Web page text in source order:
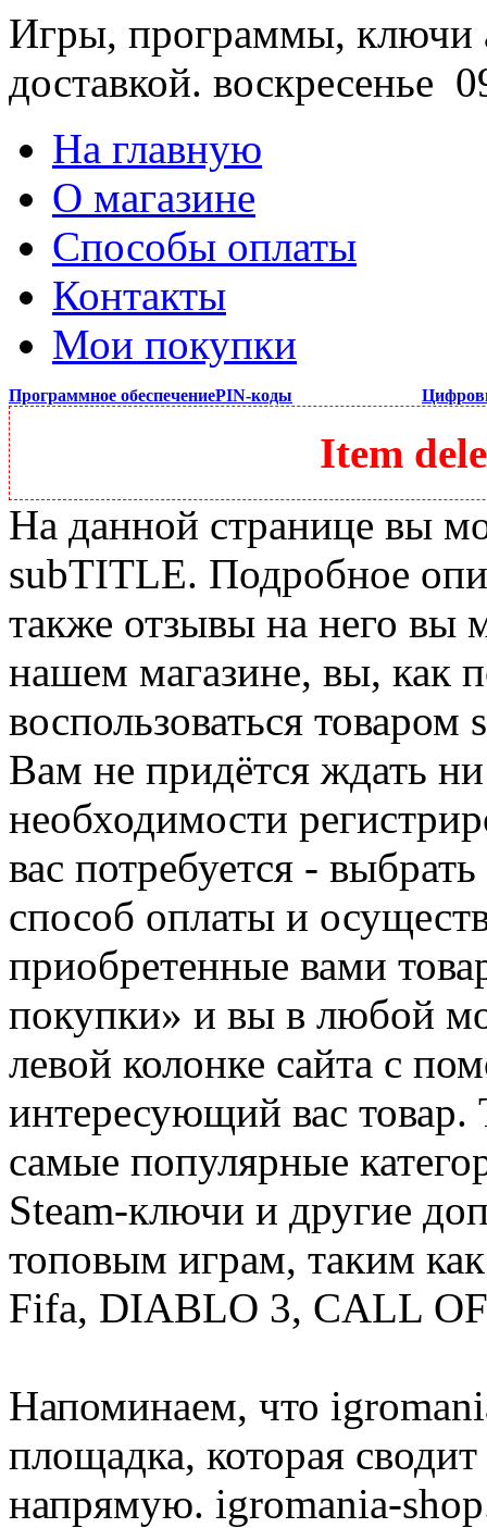
Игры, программы, ключи
доставкой. воскресенье
На главную
О магазине
Способы оплаты
Контакты
Мои покупки
Программное обеспечениеPIN-коды
Item
На данной странице вы
subTITLE. Подробное
также отзывы на него вы
нашем магазине, вы, как
воспользоваться
Вам не придётся ждать
необходимости
вас потребуется -
способ оплаты и
приобретенные вами
покупки» и вы в любой
левой колонке сайта с
интересующий вас
самые популярные
Steam-ключи и другие
топовым играм, таким
Fifa, DIABLO 3, CALL
Напоминаем, что
площадка, которая
напрямую. igromania-